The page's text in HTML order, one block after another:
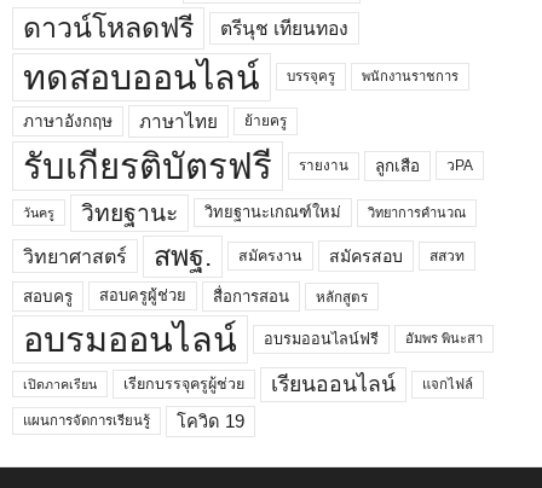
ดาวน์โหลดฟรี ตรีนุช เทียนทอง
ทดสอบออนไลน์ บรรจุครู พนักงานราชการ
ภาษาอังกฤษ ภาษาไทย ย้ายครู
รับเกียรติบัตรฟรี รายงาน ลูกเสือ วPA
วันครู วิทยฐานะ วิทยฐานะเกณฑ์ใหม่ วิทยาการคำนวณ
วิทยาศาสตร์ สพฐ. สมัครงาน สมัครสอบ สสวท
สอบครู สอบครูผู้ช่วย สื่อการสอน หลักสูตร
อบรมออนไลน์ อบรมออนไลน์ฟรี อัมพร พินะสา
เปิดภาคเรียน เรียกบรรจุครูผู้ช่วย เรียนออนไลน์ แจกไฟล์
แผนการจัดการเรียนรู้ โควิด 19